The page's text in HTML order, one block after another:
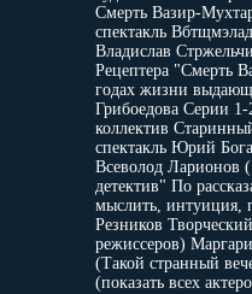
Смерть Вазир-
спектакль
Владислав
Рецептера "Смерть
годах жизни
Грибоедова Серии
коллектив
спектакль Юрий
Всеволод Ларионов
детектив" По
мыслить, интуиция,
Резников
режиссеров)
(Такой странный
(показать всех